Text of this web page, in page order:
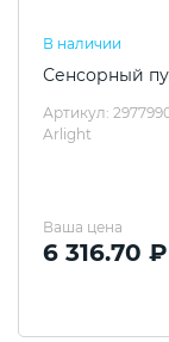
В наличии
Сенсорный
Артикул:
Arlight
Ваша цена
6 316.70 ₽